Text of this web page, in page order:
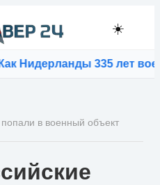
☀️
Нидерланды 335 лет
в военный объект